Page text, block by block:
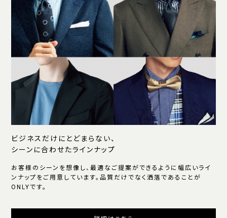
ビジネスだけにとどまらない、
シーンに合わせたラインナップ
お客様のシーンを想像し、最適なご提案ができるように幅広いライ
ンナップをご用意しています。品質だけでなく洒落であることが
ONLYです。